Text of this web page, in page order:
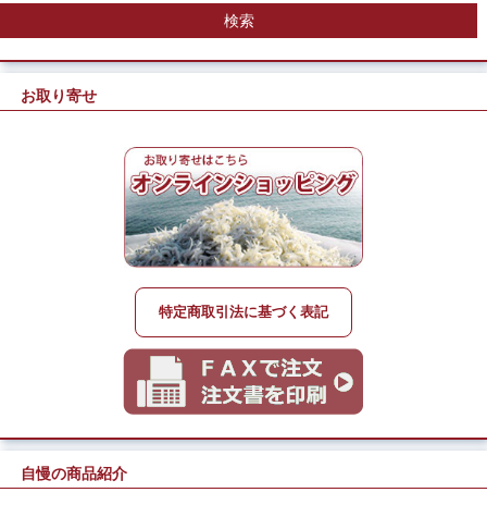
お取り寄せ
特定商取引法に基づく表記
自慢の商品紹介